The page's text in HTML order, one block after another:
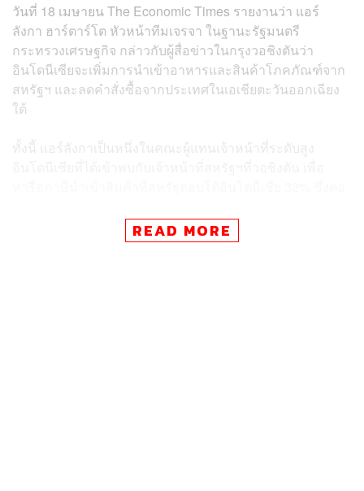
วันที่ 18 เมษายน The Economic Times รายงานว่า แอร์
ลังกา ฮาร์ตาร์โต หัวหน้าทีมเจรจา ในฐานะรัฐมนตรี
กระทรวงเศรษฐกิจ กล่าวกับผู้สื่อข่าวในกรุงวอชิงตันว่า
อินโดนีเซียจะเพิ่มการนำเข้าอาหารและสินค้าโภคภัณฑ์จาก
สหรัฐฯ และลดคำสั่งซื้อจากประเทศในเอเชียตะวันออกเฉียง
ใต้
ทั้งนี้ แอร์ลังกาเป็นหนึ่งในคณะผู้แทนเจ้าหน้าที่ระดับสูง
โดยเบื้องต้นอินโดนีเซียจะเพิ่มการนำเข้าสินค้าจากสหรัฐฯ
READ MORE